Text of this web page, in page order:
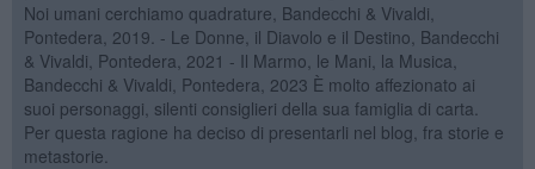
Noi umani cerchiamo quadrature, Bandecchi & Vivaldi,
Pontedera, 2019. - Le Donne, il Diavolo e il Destino, Bandecchi
& Vivaldi, Pontedera, 2021 - Il Marmo, le Mani, la Musica,
Bandecchi & Vivaldi, Pontedera, 2023 È molto affezionato ai
suoi personaggi, silenti consiglieri della sua famiglia di carta.
Per questa ragione ha deciso di presentarli nel blog, fra storie e
metastorie.